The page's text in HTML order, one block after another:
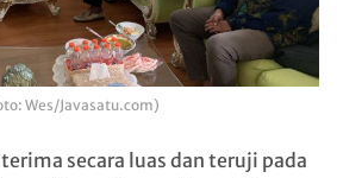
Wes/Javasatu.com)
secara luas dan teruji pada